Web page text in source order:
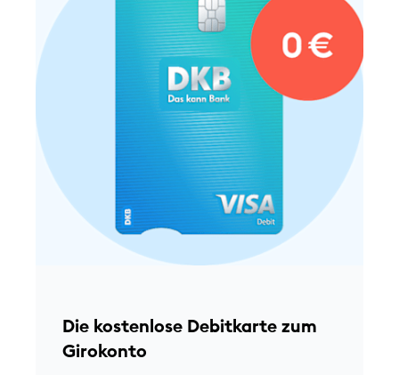
Die kostenlose Debitkarte zum
Girokonto